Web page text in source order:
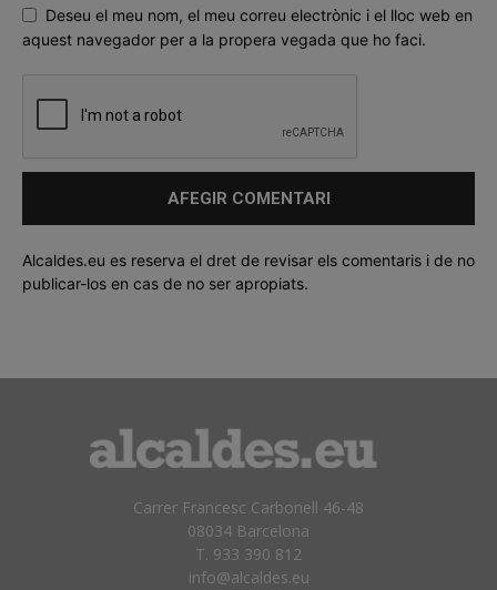
Deseu el meu nom, el meu correu electrònic i el lloc web en
aquest navegador per a la propera vegada que ho faci.
Alcaldes.eu es reserva el dret de revisar els comentaris i de no
publicar-los en cas de no ser apropiats.
Carrer Francesc Carbonell 46-48
08034 Barcelona
T. 933 390 812
info@alcaldes.eu